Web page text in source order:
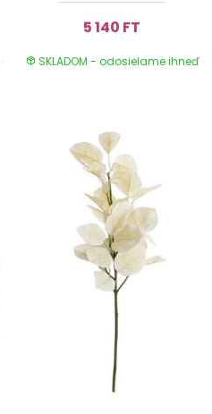
5 140 FT
SKLADOM - odosielame ihneď